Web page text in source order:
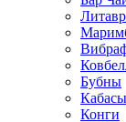
Бубны
Кабасы
Конги